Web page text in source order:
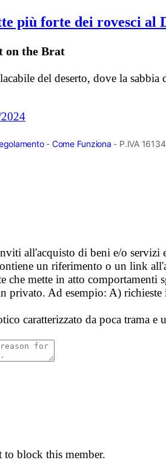
più forte dei rovesci al
on the Brat
del deserto, dove la
- Come Funziona - P.IVA
all'acquisto di beni e/o servizi
un riferimento o un link
che mette in atto
privato. Ad esempio: A)
caratterizzato da poca trama
to block this member.